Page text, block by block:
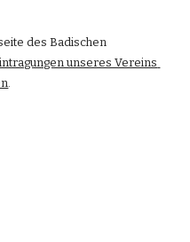
des Badischen
unseres Vereins
.